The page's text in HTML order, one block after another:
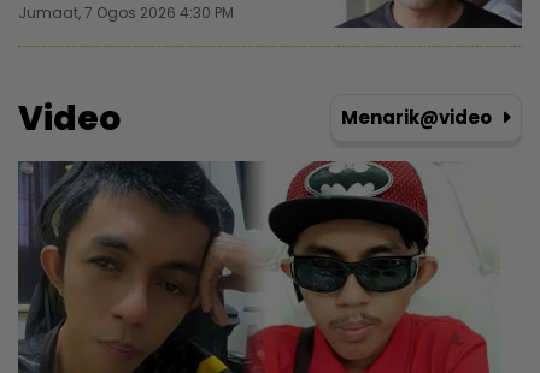
Jumaat, 7 Ogos 2026 4:30 PM
Video Menarik@video